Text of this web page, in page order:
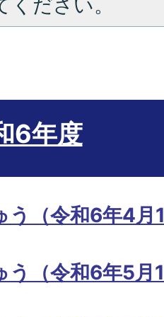
ださい。
6年度
う（令和6年4月
う（令和6年5月